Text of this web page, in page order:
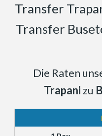
Transfer
Transfer
Die Raten
Trapani zu